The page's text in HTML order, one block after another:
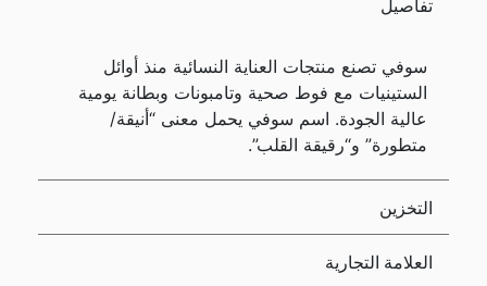
تفاصيل
سوفي تصنع منتجات العناية النسائية منذ أوائل
الستينيات مع فوط صحية وتامبونات وبطانة يومية
عالية الجودة. اسم سوفي يحمل معنى “أنيقة/
متطورة” و“رقيقة القلب”.
التخزين
العلامة التجارية